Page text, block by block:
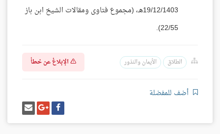
19/12/1403هـ، (مجموع فتاوى ومقالات الشيخ ابن باز
22/55).
الطلاق الأيمان والنذور الإبلاغ عن خطأ
أضف للمفضلة
شارك
على
فيسبوك
شارك
على
غوغل
بلس
إرسل
إيميل